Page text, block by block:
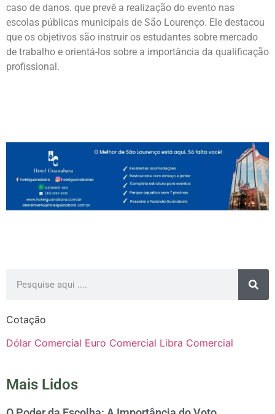
caso de danos. que prevê a realização do evento nas
escolas públicas municipais de São Lourenço. Ele destacou
que os objetivos são instruir os estudantes sobre mercado
de trabalho e orientá-los sobre a importância da qualificação
profissional.
Cotação
Dólar Comercial Euro Comercial Libra Comercial
Mais Lidos